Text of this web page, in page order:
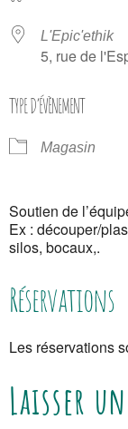
L'Epic'ethik
5, rue de
TYPE D’ÉVÈNEMENT
Magasin
Soutien de
Ex : découper/
silos, bocaux,.
Réservations
Les réservations
Laisser